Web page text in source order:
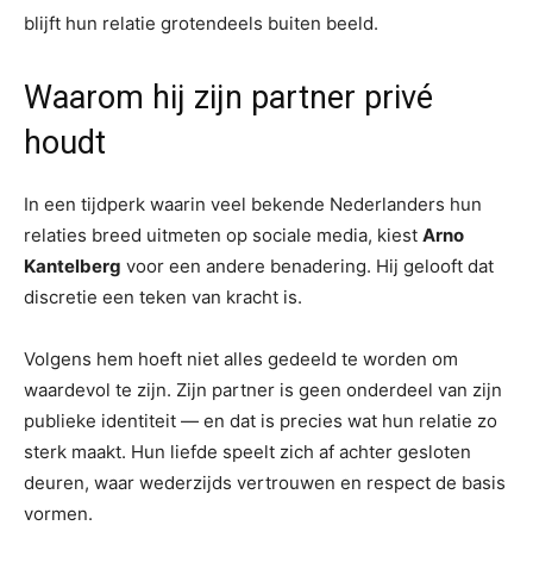
blijft hun relatie grotendeels buiten beeld.
Waarom hij zijn partner privé
houdt
In een tijdperk waarin veel bekende Nederlanders hun
relaties breed uitmeten op sociale media, kiest Arno
Kantelberg voor een andere benadering. Hij gelooft dat
discretie een teken van kracht is.
Volgens hem hoeft niet alles gedeeld te worden om
waardevol te zijn. Zijn partner is geen onderdeel van zijn
publieke identiteit — en dat is precies wat hun relatie zo
sterk maakt. Hun liefde speelt zich af achter gesloten
deuren, waar wederzijds vertrouwen en respect de basis
vormen.